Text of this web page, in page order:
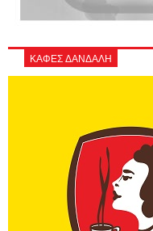
ΚΑΦΕΣ ΔΑΝΔΑΛΗ